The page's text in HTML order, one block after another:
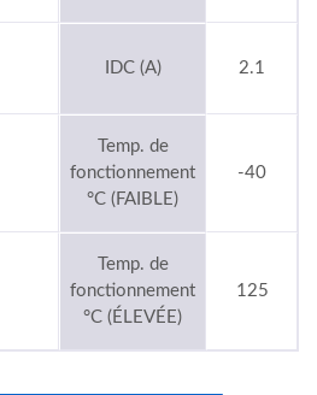
IDC (A) 2.1
Temp. de
fonctionnement
°C (FAIBLE)
-40
Temp. de
fonctionnement
°C (ÉLEVÉE)
125